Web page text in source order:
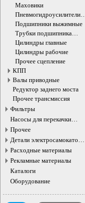
Маховики
Пневмогидроусилители
сцепления
Подшипники выжимные
Трубки подшипника
выжимного
Цилиндры главные
Цилиндры рабочие
Прочее сцепление
КПП
Валы приводные
Редуктор заднего моста
Прочее трансмиссия
Фильтры
Насосы для перекачки
жидкостей
Прочее
Детали электросамокатов и
электротранспорта
Расходные материалы
Рекламные материалы
Каталоги
Оборудование